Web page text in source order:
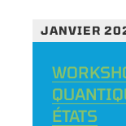
JANVIER
ÉTATS